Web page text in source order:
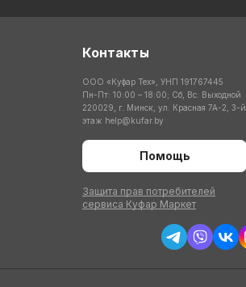
Контакты
ООО «Куфар Тех», УНП 191767445
Пн-Пт: 10:00 – 18:00; Сб, Вс: Выходной
220029, г. Минск, ул. Красная 7А-2, 3-й
этаж help@kufar.by
Помощь
Защита прав потребителей
сервиса Куфар Маркет